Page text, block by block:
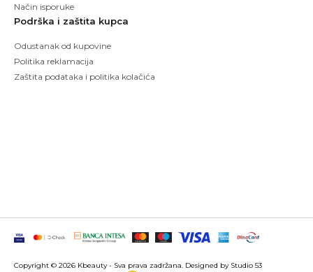
Način isporuke
Podrška i zaštita kupca
Odustanak od kupovine
Politika reklamacija
Zaštita podataka i politika kolačića
Copyright © 2026 Kbeauty - Sva prava zadržana. Designed by Studio 53